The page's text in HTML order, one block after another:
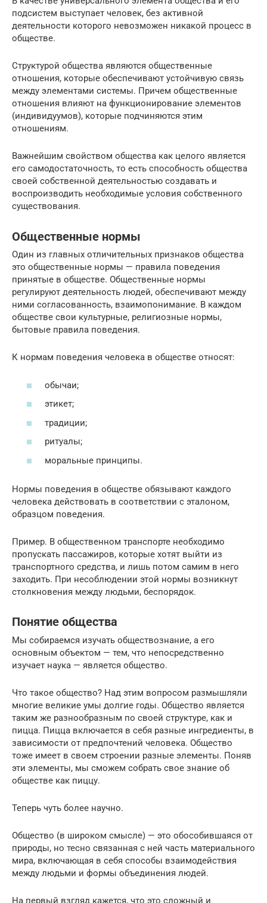
подсистем выступает человек, без активной
деятельности которого невозможен никакой процесс в
обществе.
Структурой общества являются общественные
отношения, которые обеспечивают устойчивую связь
между элементами системы. Причем общественные
отношения влияют на функционирование элементов
(индивидуумов), которые подчиняются этим
отношениям.
Важнейшим свойством общества как целого является
его самодостаточность, то есть способность общества
своей собственной деятельностью создавать и
воспроизводить необходимые условия собственного
существования.
Общественные нормы
Один из главных отличительных признаков общества
это общественные нормы — правила поведения
принятые в обществе. Общественные нормы
регулируют деятельность людей, обеспечивают между
ними согласованность, взаимопонимание. В каждом
обществе свои культурные, религиозные нормы,
бытовые правила поведения.
К нормам поведения человека в обществе относят:
обычаи;
этикет;
традиции;
ритуалы;
моральные принципы.
Нормы поведения в обществе обязывают каждого
человека действовать в соответствии с эталоном,
образцом поведения.
Пример. В общественном транспорте необходимо
пропускать пассажиров, которые хотят выйти из
транспортного средства, и лишь потом самим в него
заходить. При несоблюдении этой нормы возникнут
столкновения между людьми, беспорядок.
Понятие общества
Мы собираемся изучать обществознание, а его
основным объектом — тем, что непосредственно
изучает наука — является общество.
Что такое общество? Над этим вопросом размышляли
многие великие умы долгие годы. Общество является
таким же разнообразным по своей структуре, как и
пицца. Пицца включается в себя разные ингредиенты, в
зависимости от предпочтений человека. Общество
тоже имеет в своем строении разные элементы. Поняв
эти элементы, мы сможем собрать свое знание об
обществе как пиццу.
Теперь чуть более научно.
Общество (в широком смысле) — это обособившаяся от
природы, но тесно связанная с ней часть материального
мира, включающая в себя способы взаимодействия
между людьми и формы объединения людей.
На первый взгляд кажется, что это сложный и